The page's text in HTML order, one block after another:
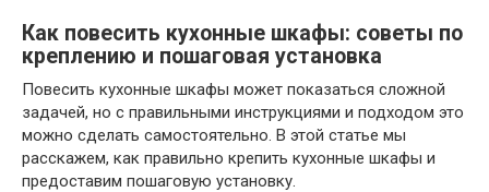
Как повесить кухонные шкафы: советы по
креплению и пошаговая установка
Повесить кухонные шкафы может показаться сложной
задачей, но с правильными инструкциями и подходом это
можно сделать самостоятельно. В этой статье мы
расскажем, как правильно крепить кухонные шкафы и
предоставим пошаговую установку.